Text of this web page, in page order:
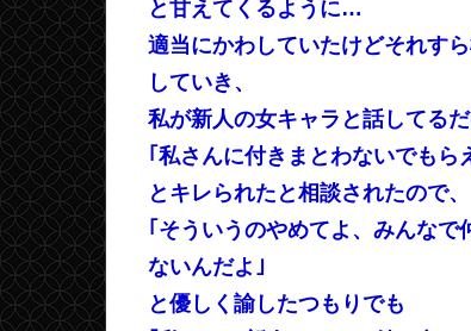
と甘えてくるように…
適当にかわしていたけどそれす
していき、
私が新人の女キャラと話してる
｢私さんに付きまとわないでもら
とキレられたと相談されたので、
｢そういうのやめてよ、みんな
ないんだよ｣
と優しく諭したつもりでも